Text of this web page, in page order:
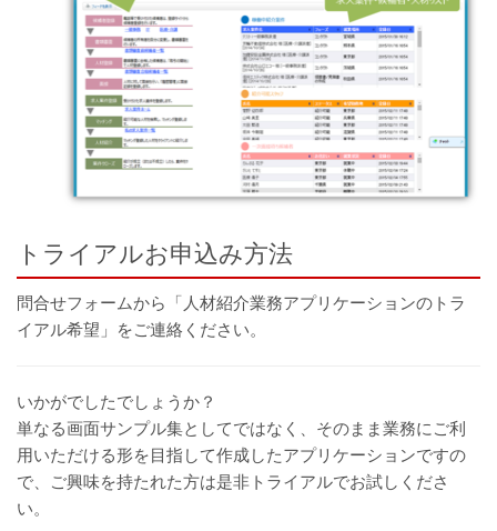
トライアルお申込み方法
問合せフォームから「人材紹介業務アプリケーションのトラ
イアル希望」をご連絡ください。
いかがでしたでしょうか？
単なる画面サンプル集としてではなく、そのまま業務にご利
用いただける形を目指して作成したアプリケーションですの
で、ご興味を持たれた方は是非トライアルでお試しくださ
い。